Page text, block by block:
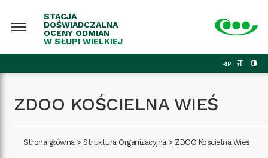
STACJA
DOŚWIADCZALNA
OCENY ODMIAN
W SŁUPI WIELKIEJ
BIP
ZDOO KOŚCIELNA WIEŚ
Strona główna> Struktura Organizacyjna> ZDOO Kościelna Wieś